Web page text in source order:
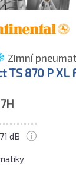
Zimní
870 P XL
71 dB